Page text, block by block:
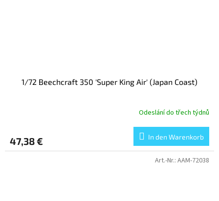
1/72 Beechcraft 350 'Super King Air' (Japan Coast)
Odeslání do třech týdnů
47,38 € In den Warenkorb
Art.-Nr.: AAM-72038